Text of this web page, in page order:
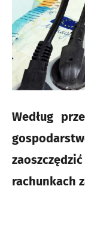
Według
rachunkach